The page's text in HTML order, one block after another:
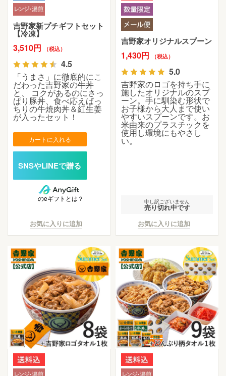
吉野家新プチギフトセット
【冷凍】
3,510円 （税込）
4.5
「うまさ」に徹底的にこ
だわった吉野家の牛丼
と、 コクがあるのにさっ
ぱり豚丼、食べ応えばっ
ちりの牛焼肉丼＆紅生姜
が入ったセット！
カートに入れる
のeギフトとは？
お気に入りに追加
吉野家オリジナルスプーン
1,430円 （税込）
5.0
吉野家のロゴを持ち手に
施したオリジナルのスプ
ーン。手に馴染む形状で
お子様から大人まで使い
やすいスプーンです。お
米由来のプラスチックを
使用し環境にもやさし
い。
申し訳ございません
売り切れ中です
お気に入りに追加